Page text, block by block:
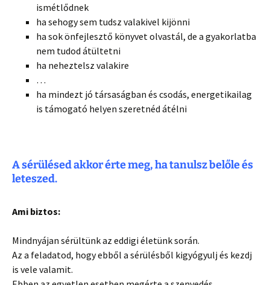
ismétlődnek
ha sehogy sem tudsz valakivel kijönni
ha sok önfejlesztő könyvet olvastál, de a gyakorlatba
nem tudod átültetni
ha neheztelsz valakire
…
ha mindezt jó társaságban és csodás, energetikailag
is támogató helyen szeretnéd átélni
A sérülésed akkor érte meg, ha tanulsz belőle és
leteszed.
Ami biztos:
Mindnyájan sérültünk az eddigi életünk során.
Az a feladatod, hogy ebből a sérülésből kigyógyulj és kezdj
is vele valamit.